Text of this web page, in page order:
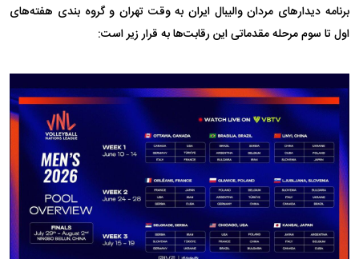
برنامه دیدار‌های مردان والیبال ایران به وقت تهران و گروه بندی هفته‌های
اول تا سوم مرحله مقدماتی این رقابت‌ها به قرار زیر است: